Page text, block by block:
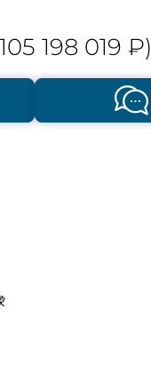
198 019 ₽)